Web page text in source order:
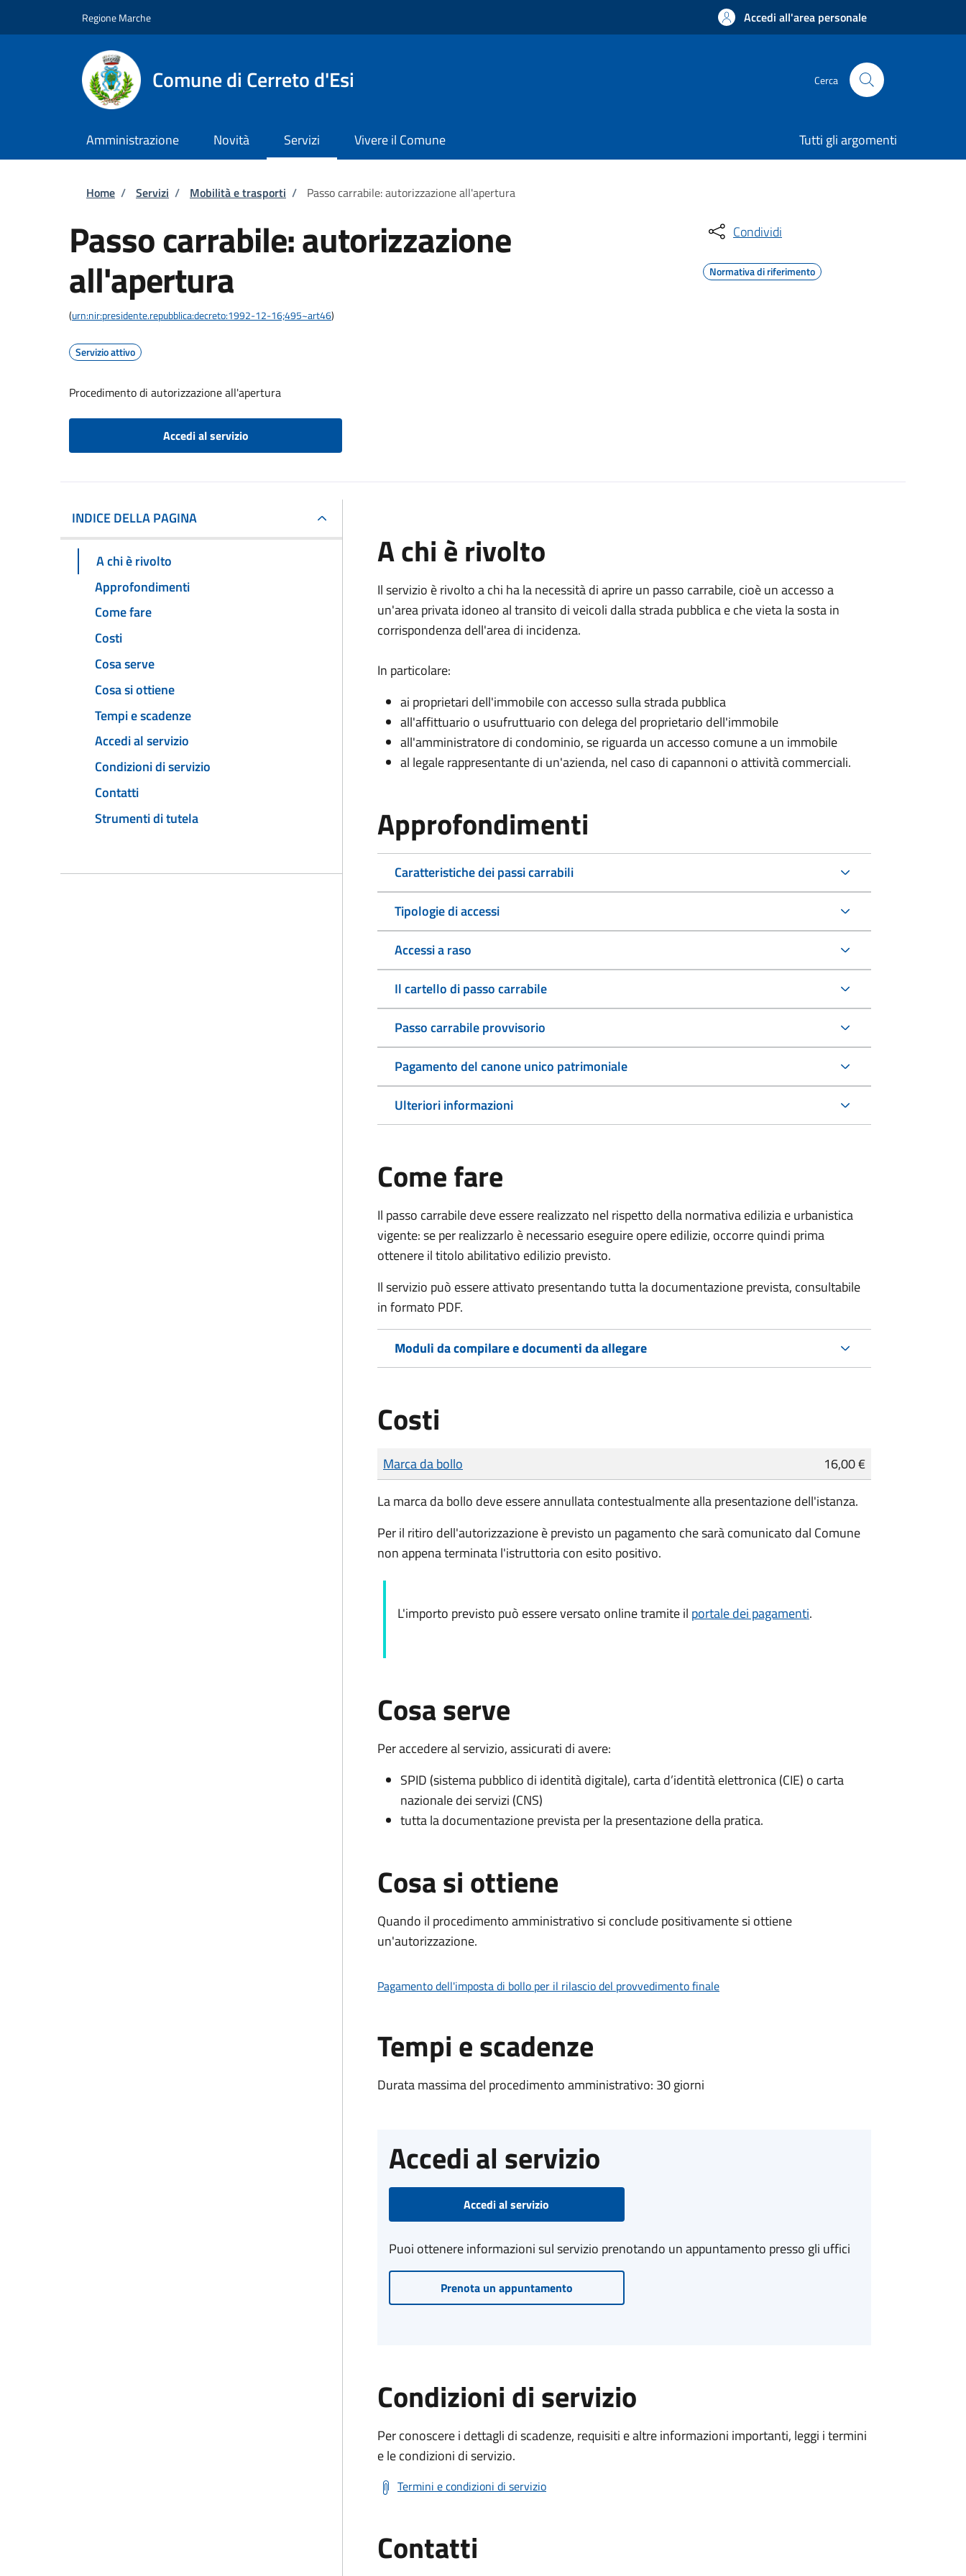
Regione Marche Accedi all'area personale
Comune di Cerreto d'Esi Cerca
Amministrazione Novità Servizi Vivere il Comune Tutti gli argomenti
Briciole di pane
Home / Servizi / Mobilità e trasporti / Passo carrabile: autorizzazione all'apertura
Passo carrabile: autorizzazione
all'apertura
(urn:nir:presidente.repubblica:decreto:1992-12-16;495~art46)
Servizio attivo
Procedimento di autorizzazione all'apertura
Accedi al servizio
Condividi
Normativa di riferimento
INDICE DELLA PAGINA
A chi è rivolto
Approfondimenti
Come fare
Costi
Cosa serve
Cosa si ottiene
Tempi e scadenze
Accedi al servizio
Condizioni di servizio
Contatti
Strumenti di tutela
A chi è rivolto
Il servizio è rivolto a chi ha la necessità di aprire un passo carrabile, cioè un accesso a
un'area privata idoneo al transito di veicoli dalla strada pubblica e che vieta la sosta in
corrispondenza dell'area di incidenza.
In particolare:
ai proprietari dell'immobile con accesso sulla strada pubblica
all'affittuario o usufruttuario con delega del proprietario dell'immobile
all'amministratore di condominio, se riguarda un accesso comune a un immobile
al legale rappresentante di un'azienda, nel caso di capannoni o attività commerciali.
Approfondimenti
Caratteristiche dei passi carrabili
Tipologie di accessi
Accessi a raso
Il cartello di passo carrabile
Passo carrabile provvisorio
Pagamento del canone unico patrimoniale
Ulteriori informazioni
Come fare
Il passo carrabile deve essere realizzato nel rispetto della normativa edilizia e urbanistica
vigente: se per realizzarlo è necessario eseguire opere edilizie, occorre quindi prima
ottenere il titolo abilitativo edilizio previsto.
Il servizio può essere attivato presentando tutta la documentazione prevista, consultabile
in formato PDF.
Moduli da compilare e documenti da allegare
Costi
Tipo di pagamento
Importo
Marca da bollo
16,00 €
La marca da bollo deve essere annullata contestualmente alla presentazione dell'istanza.
Per il ritiro dell'autorizzazione è previsto un pagamento che sarà comunicato dal Comune
non appena terminata l'istruttoria con esito positivo.
L'importo previsto può essere versato online tramite il portale dei pagamenti.
Cosa serve
Per accedere al servizio, assicurati di avere:
SPID (sistema pubblico di identità digitale), carta d’identità elettronica (CIE) o carta
nazionale dei servizi (CNS)
tutta la documentazione prevista per la presentazione della pratica.
Cosa si ottiene
Quando il procedimento amministrativo si conclude positivamente si ottiene
un'autorizzazione.
Pagamento dell'imposta di bollo per il rilascio del provvedimento finale
Tempi e scadenze
Durata massima del procedimento amministrativo: 30 giorni
Accedi al servizio
Accedi al servizio
Puoi ottenere informazioni sul servizio prenotando un appuntamento presso gli uffici
Prenota un appuntamento
Condizioni di servizio
Per conoscere i dettagli di scadenze, requisiti e altre informazioni importanti, leggi i termini
e le condizioni di servizio.
Termini e condizioni di servizio
Contatti